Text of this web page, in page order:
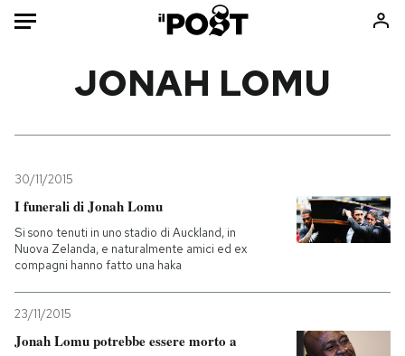
Mondo
Politica
Tecnologia
Internet
Cultura
Economia
Consumismi
Storie/Idee
Ok Boomer!
JONAH LOMU
30/11/2015
I funerali di Jonah Lomu
Si sono tenuti in uno stadio di Auckland, in
Nuova Zelanda, e naturalmente amici ed ex
compagni hanno fatto una haka
23/11/2015
Jonah Lomu potrebbe essere morto a